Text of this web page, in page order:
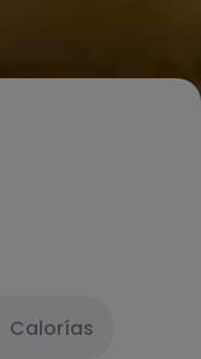
Calorías